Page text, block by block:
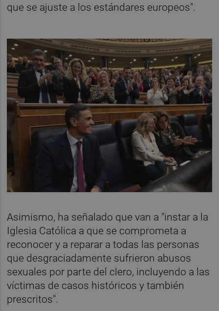
que se ajuste a los estándares europeos".
Asimismo, ha señalado que van a "instar a la
Iglesia Católica a que se comprometa a
reconocer y a reparar a todas las personas
que desgraciadamente sufrieron abusos
sexuales por parte del clero, incluyendo a las
víctimas de casos históricos y también
prescritos".